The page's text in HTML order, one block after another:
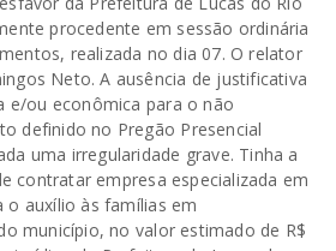
procedente em sessão ordinária
realizada no dia 07. O relator
Neto. A ausência de justificativa
e/ou econômica para o não
definido no Pregão Presencial
uma irregularidade grave. Tinha a
contratar empresa especializada em
o auxílio às famílias em
município, no valor estimado de R$